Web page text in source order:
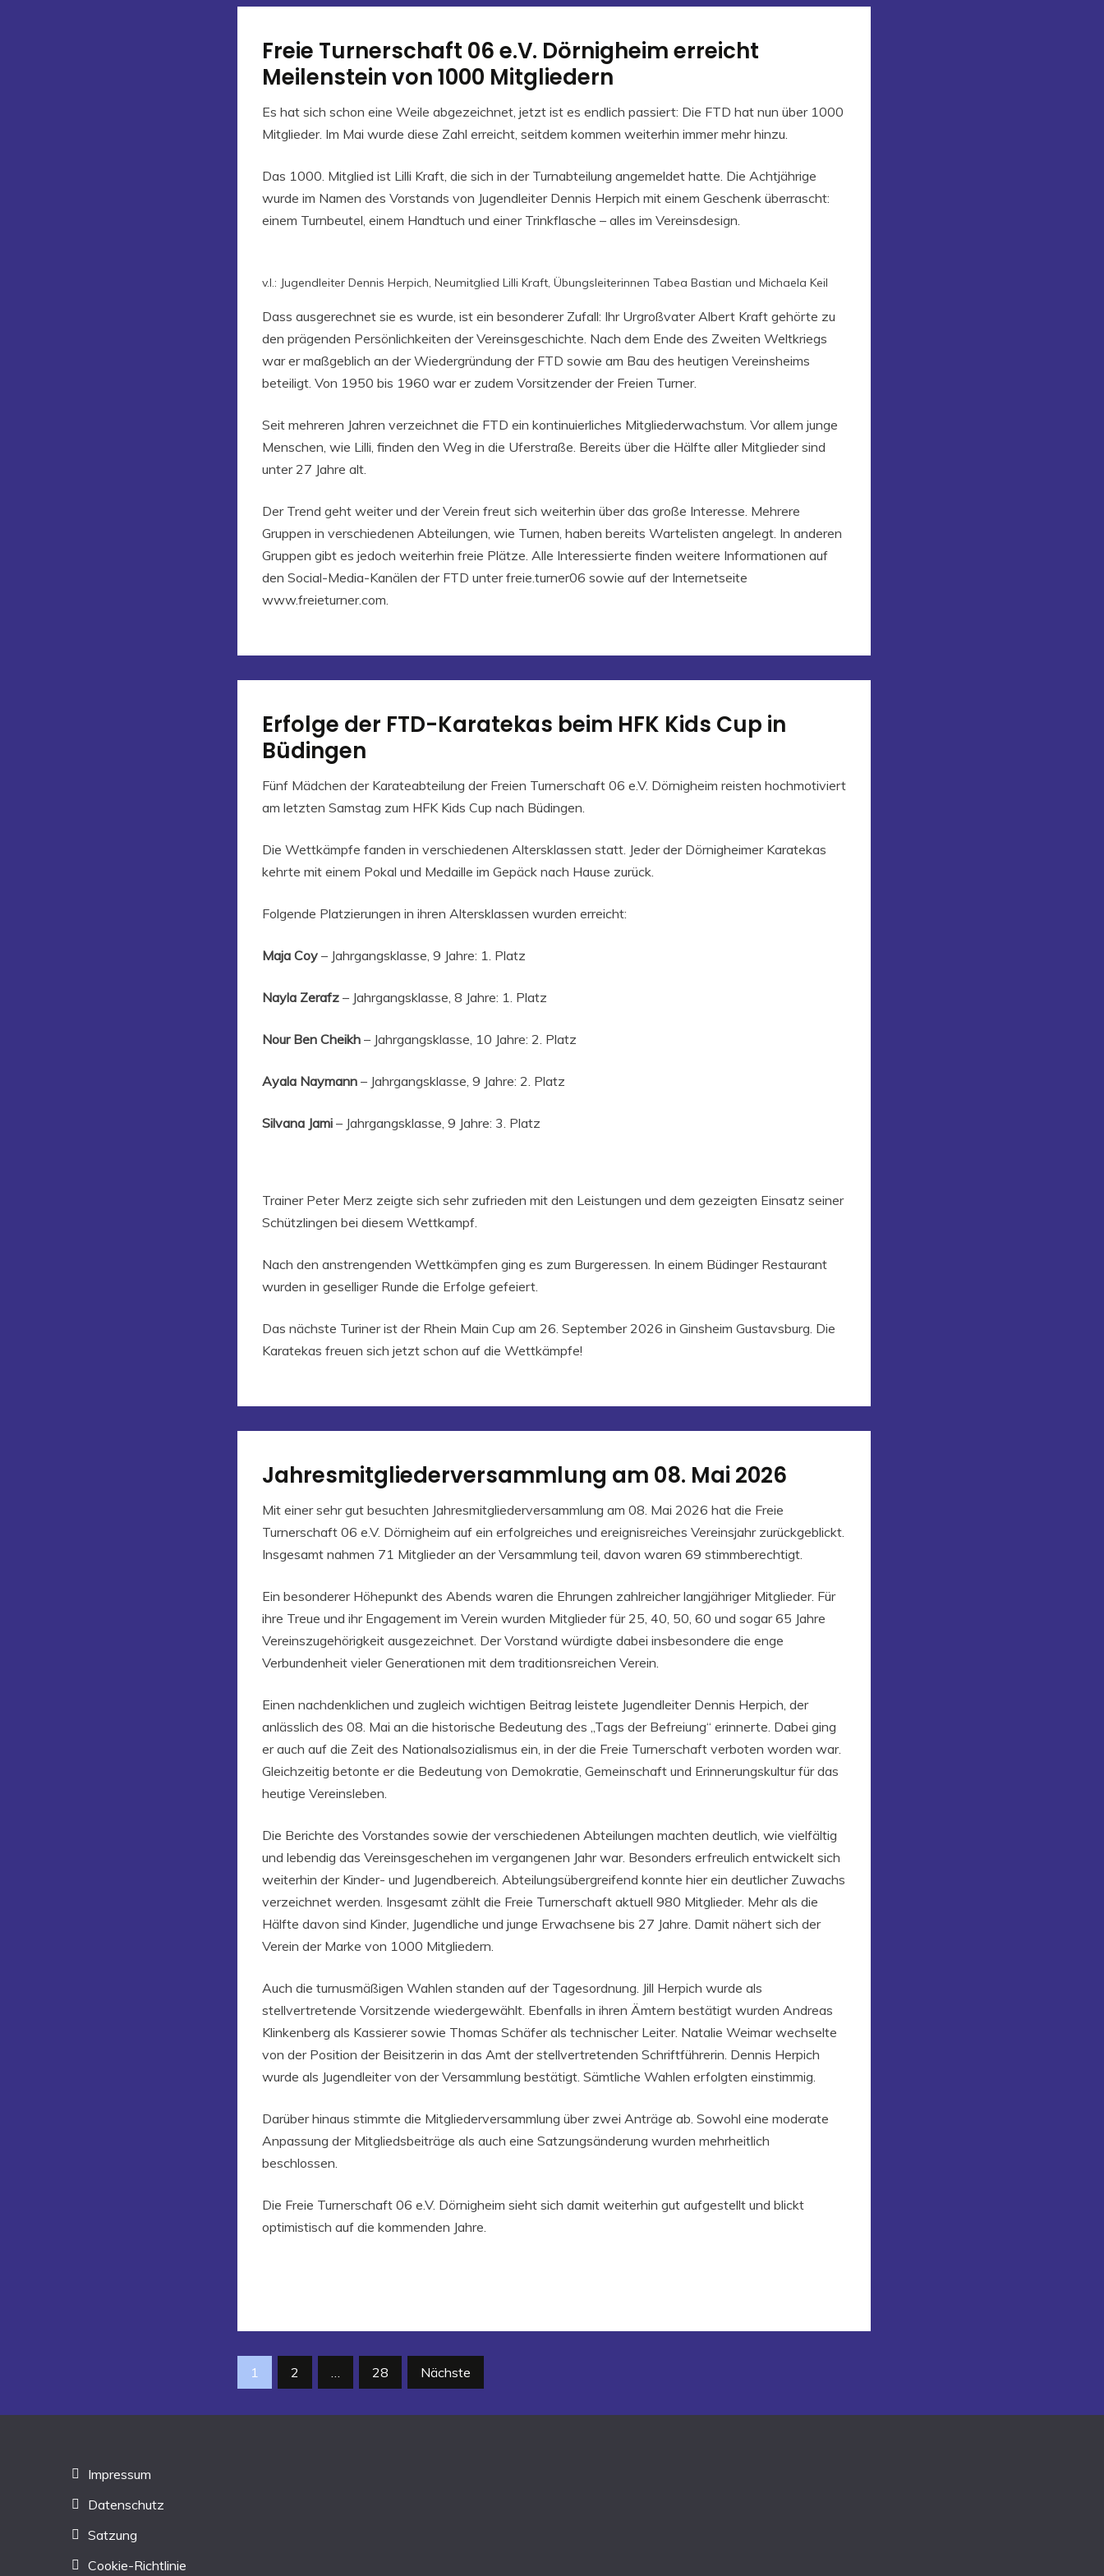
Freie Turnerschaft 06 e.V. Dörnigheim erreicht
Meilenstein von 1000 Mitgliedern
Es hat sich schon eine Weile abgezeichnet, jetzt ist es endlich passiert: Die FTD hat nun über 1000
Mitglieder. Im Mai wurde diese Zahl erreicht, seitdem kommen weiterhin immer mehr hinzu.
Das 1000. Mitglied ist Lilli Kraft, die sich in der Turnabteilung angemeldet hatte. Die Achtjährige
wurde im Namen des Vorstands von Jugendleiter Dennis Herpich mit einem Geschenk überrascht:
einem Turnbeutel, einem Handtuch und einer Trinkflasche – alles im Vereinsdesign.
v.l.: Jugendleiter Dennis Herpich, Neumitglied Lilli Kraft, Übungsleiterinnen Tabea Bastian und Michaela Keil
Dass ausgerechnet sie es wurde, ist ein besonderer Zufall: Ihr Urgroßvater Albert Kraft gehörte zu
den prägenden Persönlichkeiten der Vereinsgeschichte. Nach dem Ende des Zweiten Weltkriegs
war er maßgeblich an der Wiedergründung der FTD sowie am Bau des heutigen Vereinsheims
beteiligt. Von 1950 bis 1960 war er zudem Vorsitzender der Freien Turner.
Seit mehreren Jahren verzeichnet die FTD ein kontinuierliches Mitgliederwachstum. Vor allem junge
Menschen, wie Lilli, finden den Weg in die Uferstraße. Bereits über die Hälfte aller Mitglieder sind
unter 27 Jahre alt.
Der Trend geht weiter und der Verein freut sich weiterhin über das große Interesse. Mehrere
Gruppen in verschiedenen Abteilungen, wie Turnen, haben bereits Wartelisten angelegt. In anderen
Gruppen gibt es jedoch weiterhin freie Plätze. Alle Interessierte finden weitere Informationen auf
den Social-Media-Kanälen der FTD unter freie.turner06 sowie auf der Internetseite
www.freieturner.com.
Erfolge der FTD-Karatekas beim HFK Kids Cup in
Büdingen
Fünf Mädchen der Karateabteilung der Freien Turnerschaft 06 e.V. Dörnigheim reisten hochmotiviert
am letzten Samstag zum HFK Kids Cup nach Büdingen.
Die Wettkämpfe fanden in verschiedenen Altersklassen statt. Jeder der Dörnigheimer Karatekas
kehrte mit einem Pokal und Medaille im Gepäck nach Hause zurück.
Folgende Platzierungen in ihren Altersklassen wurden erreicht:
Maja Coy– Jahrgangsklasse, 9 Jahre: 1. Platz
Nayla Zerafz– Jahrgangsklasse, 8 Jahre: 1. Platz
Nour Ben Cheikh– Jahrgangsklasse, 10 Jahre: 2. Platz
Ayala Naymann– Jahrgangsklasse, 9 Jahre: 2. Platz
Silvana Jami– Jahrgangsklasse, 9 Jahre: 3. Platz
Trainer Peter Merz zeigte sich sehr zufrieden mit den Leistungen und dem gezeigten Einsatz seiner
Schützlingen bei diesem Wettkampf.
Nach den anstrengenden Wettkämpfen ging es zum Burgeressen. In einem Büdinger Restaurant
wurden in geselliger Runde die Erfolge gefeiert.
Das nächste Turiner ist der Rhein Main Cup am 26. September 2026 in Ginsheim Gustavsburg. Die
Karatekas freuen sich jetzt schon auf die Wettkämpfe!
Jahresmitgliederversammlung am 08. Mai 2026
Mit einer sehr gut besuchten Jahresmitgliederversammlung am 08. Mai 2026 hat die Freie
Turnerschaft 06 e.V. Dörnigheim auf ein erfolgreiches und ereignisreiches Vereinsjahr zurückgeblickt.
Insgesamt nahmen 71 Mitglieder an der Versammlung teil, davon waren 69 stimmberechtigt.
Ein besonderer Höhepunkt des Abends waren die Ehrungen zahlreicher langjähriger Mitglieder. Für
ihre Treue und ihr Engagement im Verein wurden Mitglieder für 25, 40, 50, 60 und sogar 65 Jahre
Vereinszugehörigkeit ausgezeichnet. Der Vorstand würdigte dabei insbesondere die enge
Verbundenheit vieler Generationen mit dem traditionsreichen Verein.
Einen nachdenklichen und zugleich wichtigen Beitrag leistete Jugendleiter Dennis Herpich, der
anlässlich des 08. Mai an die historische Bedeutung des „Tags der Befreiung“ erinnerte. Dabei ging
er auch auf die Zeit des Nationalsozialismus ein, in der die Freie Turnerschaft verboten worden war.
Gleichzeitig betonte er die Bedeutung von Demokratie, Gemeinschaft und Erinnerungskultur für das
heutige Vereinsleben.
Die Berichte des Vorstandes sowie der verschiedenen Abteilungen machten deutlich, wie vielfältig
und lebendig das Vereinsgeschehen im vergangenen Jahr war. Besonders erfreulich entwickelt sich
weiterhin der Kinder- und Jugendbereich. Abteilungsübergreifend konnte hier ein deutlicher Zuwachs
verzeichnet werden. Insgesamt zählt die Freie Turnerschaft aktuell 980 Mitglieder. Mehr als die
Hälfte davon sind Kinder, Jugendliche und junge Erwachsene bis 27 Jahre. Damit nähert sich der
Verein der Marke von 1000 Mitgliedern.
Auch die turnusmäßigen Wahlen standen auf der Tagesordnung. Jill Herpich wurde als
stellvertretende Vorsitzende wiedergewählt. Ebenfalls in ihren Ämtern bestätigt wurden Andreas
Klinkenberg als Kassierer sowie Thomas Schäfer als technischer Leiter. Natalie Weimar wechselte
von der Position der Beisitzerin in das Amt der stellvertretenden Schriftführerin. Dennis Herpich
wurde als Jugendleiter von der Versammlung bestätigt. Sämtliche Wahlen erfolgten einstimmig.
Darüber hinaus stimmte die Mitgliederversammlung über zwei Anträge ab. Sowohl eine moderate
Anpassung der Mitgliedsbeiträge als auch eine Satzungsänderung wurden mehrheitlich
beschlossen.
Die Freie Turnerschaft 06 e.V. Dörnigheim sieht sich damit weiterhin gut aufgestellt und blickt
optimistisch auf die kommenden Jahre.
Seitennummerierung
1 2 … 28 Nächste
Impressum
Datenschutz
Satzung
Cookie-Richtlinie